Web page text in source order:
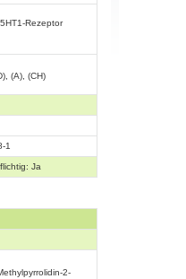
Rezeptor
(A), (CH)
1
Ja
2-